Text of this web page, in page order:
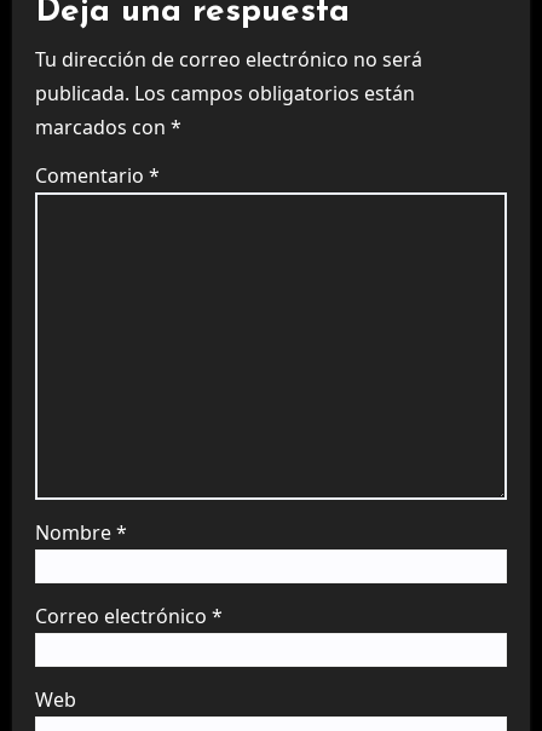
Deja una respuesta
Tu dirección de correo electrónico no será
publicada. Los campos obligatorios están
marcados con *
Comentario *
Nombre*
Correo electrónico *
Web